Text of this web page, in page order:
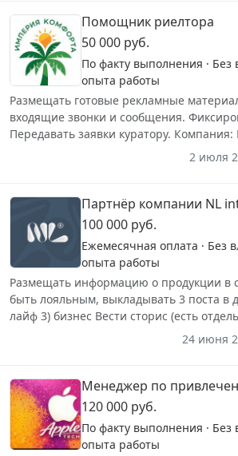
Помощник риелтора
50 000 руб.
По факту выполнения · Без
опыта работы
Размещать готовые рекламные
входящие звонки и сообщения.
Передавать заявки куратору.
2 июля
Партнёр компании NL
100 000 руб.
Ежемесячная оплата · Без
опыта работы
Размещать информацию о продукции в
быть лояльным, выкладывать 3 поста в
лайф 3) бизнес Вести сторис (есть
24 июня
Менеджер по
120 000 руб.
По факту выполнения · Без
опыта работы